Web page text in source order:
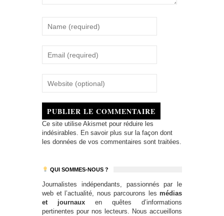
PUBLIER LE COMMENTAIRE
Ce site utilise Akismet pour réduire les
indésirables. En savoir plus sur la façon dont
les données de vos commentaires sont traitées.
QUI SOMMES-NOUS ?
Journalistes indépendants, passionnés par le
web et l’actualité, nous parcourons les médias
et journaux en quêtes d’informations
pertinentes pour nos lecteurs. Nous accueillons